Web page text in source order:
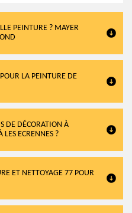
PEINTURE ? MAYER
LA PEINTURE DE
DE DÉCORATION À
ECRENNES ?
ET NETTOYAGE 77 POUR